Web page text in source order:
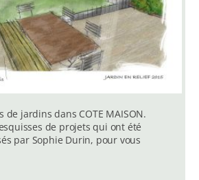
jardins dans COTE MAISON.
de projets qui ont été
par Sophie Durin, pour vous